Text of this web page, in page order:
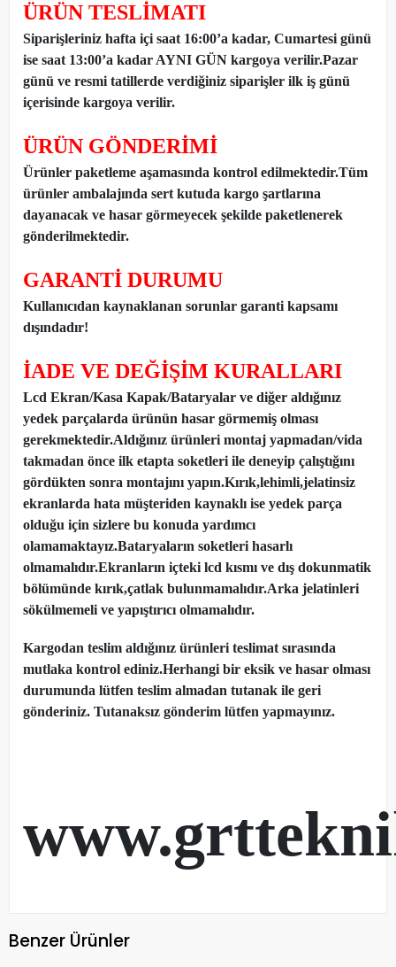
ÜRÜN TESLİMATI
Siparişleriniz hafta içi saat 16:00’a kadar, Cumartesi günü
ise saat 13:00’a kadar AYNI GÜN kargoya verilir.Pazar
günü ve resmi tatillerde verdiğiniz siparişler ilk iş günü
içerisinde kargoya verilir.
ÜRÜN GÖNDERİMİ
Ürünler paketleme aşamasında kontrol edilmektedir.Tüm
ürünler ambalajında sert kutuda kargo şartlarına
dayanacak ve hasar görmeyecek şekilde paketlenerek
gönderilmektedir.
GARANTİ DURUMU
Kullanıcıdan kaynaklanan sorunlar garanti kapsamı
dışındadır!
İADE VE DEĞİŞİM KURALLARI
Lcd Ekran/Kasa Kapak/Bataryalar ve diğer aldığınız
yedek parçalarda ürünün hasar görmemiş olması
gerekmektedir.Aldığınız ürünleri montaj yapmadan/vida
takmadan önce ilk etapta soketleri ile deneyip çalıştığını
gördükten sonra montajını yapın.Kırık,lehimli,jelatinsiz
ekranlarda hata müşteriden kaynaklı ise yedek parça
olduğu için sizlere bu konuda yardımcı
olamamaktayız.Bataryaların soketleri hasarlı
olmamalıdır.Ekranların içteki lcd kısmı ve dış dokunmatik
bölümünde kırık,çatlak bulunmamalıdır.Arka jelatinleri
sökülmemeli ve yapıştırıcı olmamalıdır.
Kargodan teslim aldığınız ürünleri teslimat sırasında
mutlaka kontrol ediniz.Herhangi bir eksik ve hasar olması
durumunda lütfen teslim almadan tutanak ile geri
gönderiniz. Tutanaksız gönderim lütfen yapmayınız.
Benzer Ürünler